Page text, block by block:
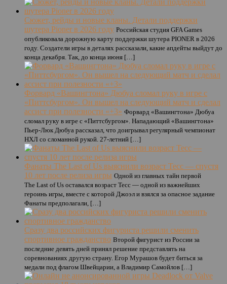
Сюжет, рейды и новые кланы. Детали поддержки
шутера Pioner в 2026 году Российская студия GFA Games
опубликовала дорожную карту поддержки шутера PIONER в 2026
году. Создатели игры в деталях рассказали, какие апдейты выйдут до
конца декабря. Так, до конца июня […]
Форвард «Вашингтона» Дюбуа сломал руку в игре с
«Питтсбургом». Он вышел на следующий матч и сделал
ассист при полезности «+3» Форвард «Вашингтона» Дюбуа
сломал руку в игре с «Питтсбургом». Нападающий «Вашингтона»
Пьер-Люк Дюбуа рассказал, что доигрывал регулярный чемпионат
НХЛ со сломанной рукой. 27-летний […]
Фанаты The Last of Us выяснили возраст Тесс — спустя
10 лет после релиза игры Одной из главных тайн первой
The Last of Us оставался возраст Тесс — одной из важнейших
героинь игры, вместе с которой Джоэл и взялся за опасное задание
Фанаты предполагали, […]
Сразу два российских фигуриста решили сменить
спортивное гражданство Второй фигурист из России за
последние девять дней принял решение представлять на
соревнованиях другую страну. Егор Мурашов будет биться за
медали под флагом Швейцарии, а Владимир Самойлов […]